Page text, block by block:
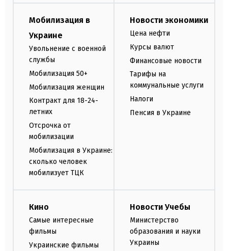
Мобилизация в
Украине
Увольнение с военной
службы
Мобилизация 50+
Мобилизация женщин
Контракт для 18-24-
летних
Отсрочка от
мобилизации
Мобилизация в Украине:
сколько человек
мобилизует ТЦК
Новости экономики
Цена нефти
Курсы валют
Финансовые новости
Тарифы на
коммунальные услуги
Налоги
Пенсия в Украине
Кино
Самые интересные
фильмы
Украинские фильмы
Новости Учебы
Министерство
образования и науки
Украины